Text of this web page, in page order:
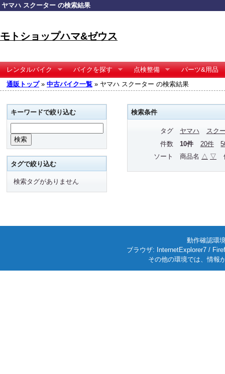
ヤマハ スクーター の検索結果
モトショップハマ&ゼウス
レンタルバイク バイクを探す 点検整備
パーツ&用品
通販トップ» 中古バイク一覧 » ヤマハ スクーター の検索結果
検索条件
タグ ヤマハ
スク
件数
10件 20件
ソート
商品名 △ ▽
キーワードで絞り込む
タグで絞り込む
検索タグがありません
動作確認環
ブラウザ: InternetExplorer7 /
その他の環境では、情報